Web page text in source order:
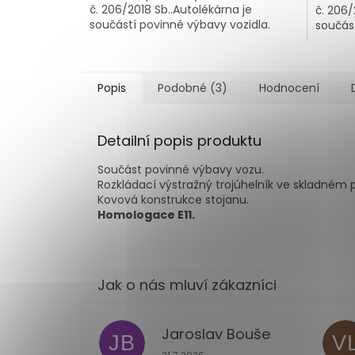
č. 206/2018 Sb..Autolékárna je
součástí povinné výbavy vozidla.
č. 206/
Popis Podobné (3) Hodnocení
Detailní popis produktu
Součást povinné výbavy vozu.
Rozkládací výstražný trojúhelník ve skladném
Kovová konstrukce stojanu.
Homologace E11.
JB Jaroslav Bouše
Hodnocení obchodu je 5 z 5